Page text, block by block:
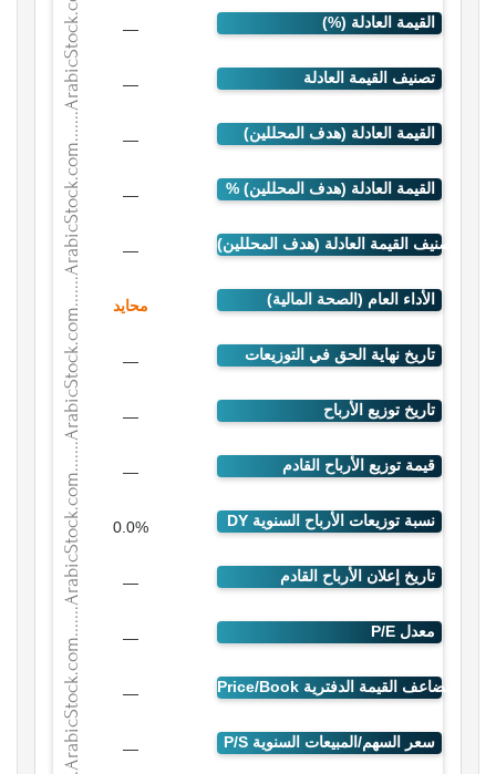
—
—
—
—
—
محايد
—
—
—
0.0%
—
—
—
—